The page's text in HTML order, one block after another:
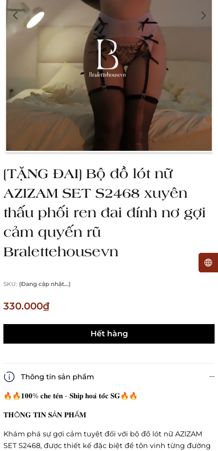
[TẶNG ĐAI] Bộ đồ lót nữ
AZIZAM SET S2468 xuyên
thấu phối ren đai đính nơ gợi
cảm quyến rũ
Bralettehousevn
SKU: (Đang cập nhật...)
330.000₫
Hết hàng
Thông tin sản phẩm
🔥🔥𝟏𝟎𝟎% 𝐜𝐡𝐞 𝐭𝐞̂𝐧 - 𝐒𝐡𝐢𝐩 𝐡𝐨𝐚̉ 𝐭𝐨̂́𝐜 𝐒𝐆🔥🔥
𝐓𝐇Ô𝐍𝐆 𝐓𝐈𝐍 𝐒Ả𝐍 𝐏𝐇Ẩ𝐌
Khám phá sự gợi cảm tuyệt đối với bộ đồ lót nữ AZIZAM
SET S2468, được thiết kế đặc biệt để tôn vinh từng đường